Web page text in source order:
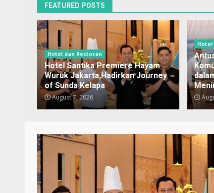
FEATURED POSTS
Hotel dan Restoran
Hotel Santika Premiere Hayam
Wuruk Jakarta,Hadirkan Journey
of Sunda Kelapa
August 7, 2026
Hotel